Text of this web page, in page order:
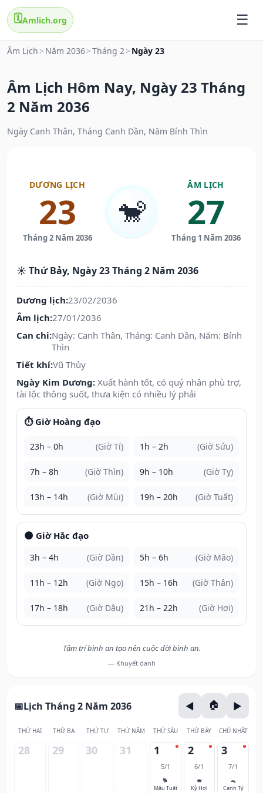
🗓️Amlich.org
Âm Lịch > Năm 2036>Tháng 2> Ngày 23
Âm Lịch Hôm Nay, Ngày 23 Tháng
2 Năm 2036
Ngày Canh Thân, Tháng Canh Dần, Năm Bính Thìn
DƯƠNG LỊCH
23
Tháng 2 Năm 2036
🐒
ÂM LỊCH
27
Tháng 1 Năm 2036
☀️ Thứ Bảy, Ngày 23 Tháng 2 Năm 2036
Dương lịch:23/02/2036
Âm lịch:27/01/2036
Can chi:Ngày: Canh Thân, Tháng: Canh Dần, Năm: Bính
Thìn
Tiết khí:Vũ Thủy
Ngày Kim Dương: Xuất hành tốt, có quý nhân phù trợ,
tài lộc thông suốt, thưa kiện có nhiều lý phải
⏱️ Giờ Hoàng đạo
23h – 0h (Giờ Tí) 1h – 2h (Giờ Sửu)
7h – 8h (Giờ Thìn) 9h – 10h (Giờ Tỵ)
13h – 14h (Giờ Mùi) 19h – 20h (Giờ Tuất)
🌑 Giờ Hắc đạo
3h – 4h (Giờ Dần) 5h – 6h (Giờ Mão)
11h – 12h (Giờ Ngọ) 15h – 16h (Giờ Thân)
17h – 18h (Giờ Dậu) 21h – 22h (Giờ Hợi)
Tâm trí bình an tạo nên cuộc đời bình an.
— Khuyết danh
Lịch Tháng 2 Năm 2036
THỨ HAI THỨ BA THỨ TƯ THỨ NĂM THỨ SÁU THỨ BẢY CHỦ NHẬT
28 29 30 31 1
5/1
🐕
Mậu Tuất
2
6/1
🐖
Kỷ Hợi
3
7/1
🐀
Canh Tý